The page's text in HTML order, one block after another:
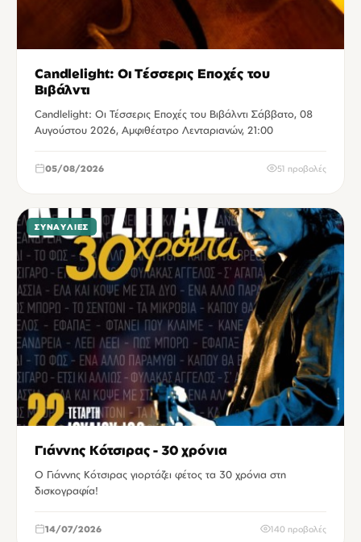
Candlelight: Οι Τέσσερις Εποχές του
Βιβάλντι
Candlelight: Οι Τέσσερις Εποχές του Βιβάλντι Σάββατο, 08
Αυγούστου 2026, Αμφιθέατρο Λενταριανών, 21:00
05/08/2026 51 προβολές
ΣΥΝΑΥΛΊΕΣ
Γιάννης Κότσιρας - 30 χρόνια
Ο Γιάννης Κότσιρας γιορτάζει φέτος τα 30 χρόνια στη
δισκογραφία!
14/07/2026 140 προβολές